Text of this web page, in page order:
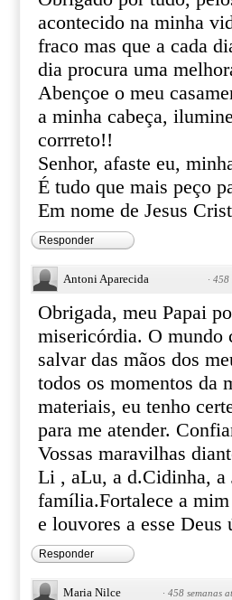
acontecido na minha
fraco mas que a cada
dia procura uma
Abençoe o meu
a minha cabeça,
corrreto!!
Senhor, afaste eu,
É tudo que mais peço
Em nome de Jesus
Responder
Antoni Aparecida · 458
Obrigada, meu Papai
misericórdia. O mundo
salvar das mãos dos
todos os momentos da
materiais, eu tenho
para me atender.
Vossas maravilhas
Li , aLu, a d.Cidinha, a
família.Fortalece a
e louvores a esse Deus
Responder
Maria Nilce · 458 semanas